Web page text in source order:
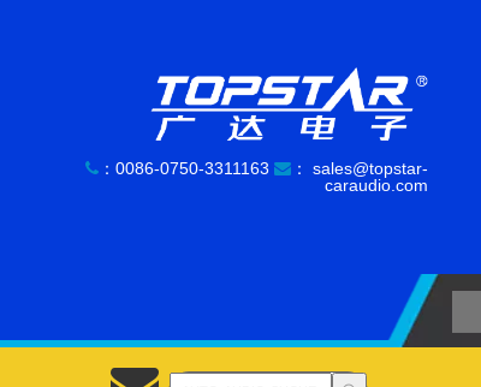
 ：0086-0750-3311163  ： sales@topstar-
caraudio.com